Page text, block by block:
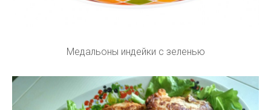
Медальоны индейки с зеленью